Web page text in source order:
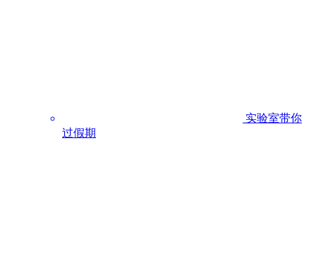
实验室带你
过假期